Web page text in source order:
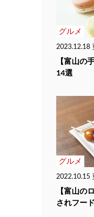
グルメ
2023.12.18
【富山の
14選
グルメ
2022.10.15
【富山の
されフー